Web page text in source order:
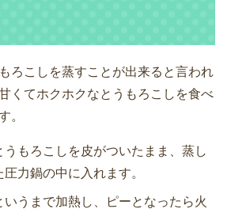
ろこしを蒸すことが出来ると言われ
くてホクホクなとうもろこしを食べ
。
うもろこしを皮がついたまま、蒸し
力鍋の中に入れます。
いうまで加熱し、ピーとなったら火